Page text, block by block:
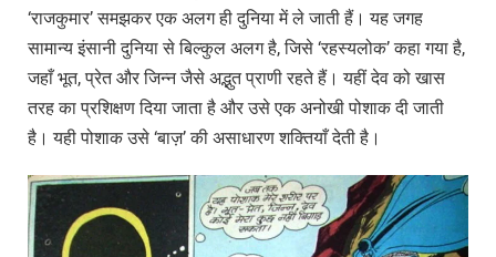
‘राजकुमार’ समझकर एक अलग ही दुनिया में ले जाती हैं। यह जगह
सामान्य इंसानी दुनिया से बिल्कुल अलग है, जिसे ‘रहस्यलोक’ कहा गया है,
जहाँ भूत, प्रेत और जिन्न जैसे अद्भुत प्राणी रहते हैं। यहीं देव को खास
तरह का प्रशिक्षण दिया जाता है और उसे एक अनोखी पोशाक दी जाती
है। यही पोशाक उसे ‘बाज़’ की असाधारण शक्तियाँ देती है।